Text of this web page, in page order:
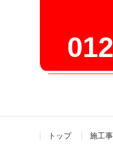
トップ 施工